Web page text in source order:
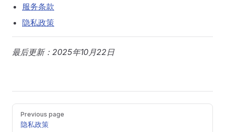
服务条款
隐私政策
最后更新：2025年10月22日
Pager
Previous page
隐私政策